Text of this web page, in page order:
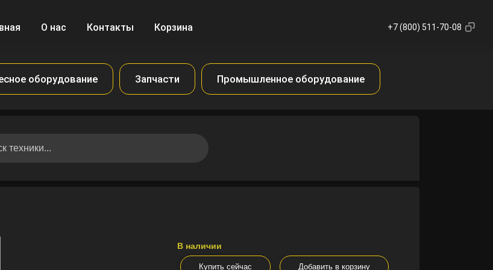
О нас Контакты Корзина +7 (800) 511-70-08
оборудование Запчасти Промышленное оборудование
В наличии
Купить сейчас Добавить в корзину